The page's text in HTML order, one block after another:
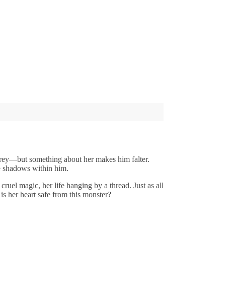
something about her makes him falter.
shadows within him.
magic, her life hanging by a thread. Just as all
her heart safe from this monster?